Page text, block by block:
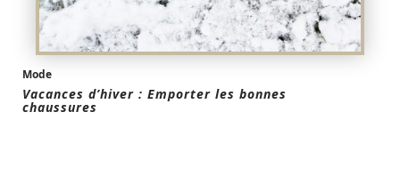
Mode
Vacances d’hiver : Emporter les bonnes
chaussures